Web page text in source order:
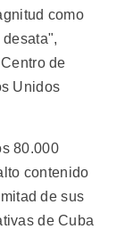
como
de
Unidos
80.000
contenido
de sus
de Cuba